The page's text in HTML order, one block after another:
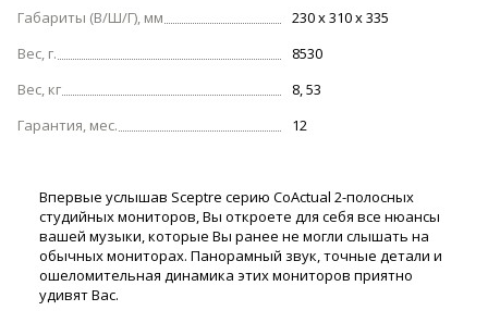
Габариты (В/Ш/Г), мм
230 х 310 х 335
Вес, г.
8530
Вес, кг
8, 53
Гарантия, мес.
12
Впервые услышав Sceptre серию CoActual 2-полосных
студийных мониторов, Вы откроете для себя все нюансы
вашей музыки, которые Вы ранее не могли слышать на
обычных мониторах. Панорамный звук, точные детали и
ошеломительная динамика этих мониторов приятно
удивят Вас.